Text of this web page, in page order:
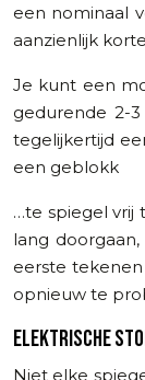
een nominaal
aanzienlijk
Je kunt een
gedurende 2-
tegelijkertijd
een geblokk
…te spiegel vrij
lang
eerste
opnieuw te
ELEKTRISCHE
Niet elke